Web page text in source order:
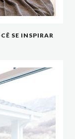
SE INSPIRAR